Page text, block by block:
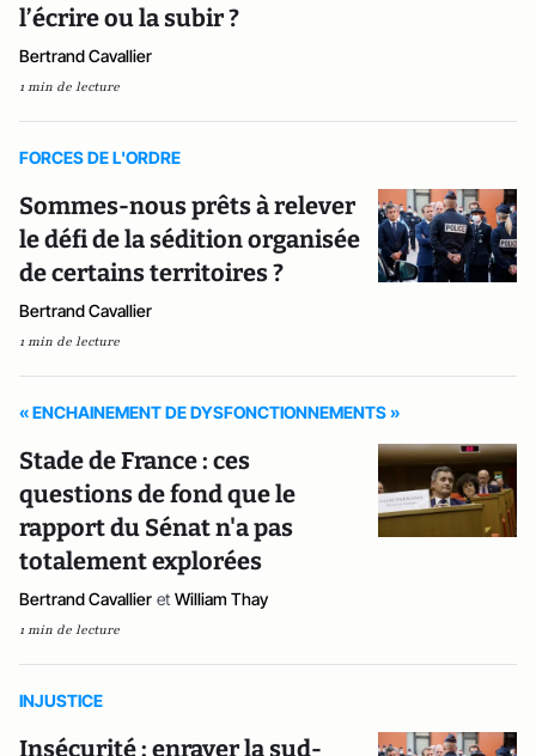
l’écrire ou la subir ?
Bertrand Cavallier
1 min de lecture
FORCES DE L'ORDRE
Sommes-nous prêts à relever
le défi de la sédition organisée
de certains territoires ?
Bertrand Cavallier
1 min de lecture
« ENCHAINEMENT DE DYSFONCTIONNEMENTS »
Stade de France : ces
questions de fond que le
rapport du Sénat n'a pas
totalement explorées
Bertrand Cavallier et William Thay
1 min de lecture
INJUSTICE
Insécurité : enrayer la sud-